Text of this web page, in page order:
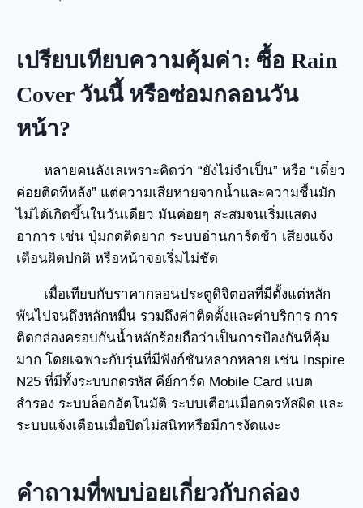
เปรียบเทียบความคุ้มค่า: ซื้อ Rain
Cover วันนี้ หรือซ่อมกลอนวัน
หน้า?
หลายคนลังเลเพราะคิดว่า “ยังไม่จำเป็น” หรือ “เดี๋ยว
ค่อยติดทีหลัง” แต่ความเสียหายจากน้ำและความชื้นมัก
ไม่ได้เกิดขึ้นในวันเดียว มันค่อยๆ สะสมจนเริ่มแสดง
อาการ เช่น ปุ่มกดติดยาก ระบบอ่านการ์ดช้า เสียงแจ้ง
เตือนผิดปกติ หรือหน้าจอเริ่มไม่ชัด
เมื่อเทียบกับราคากลอนประตูดิจิตอลที่มีตั้งแต่หลัก
พันไปจนถึงหลักหมื่น รวมถึงค่าติดตั้งและค่าบริการ การ
ติดกล่องครอบกันน้ำหลักร้อยถือว่าเป็นการป้องกันที่คุ้ม
มาก โดยเฉพาะกับรุ่นที่มีฟังก์ชันหลากหลาย เช่น Inspire
N25 ที่มีทั้งระบบกดรหัส คีย์การ์ด Mobile Card แบต
สำรอง ระบบล็อกอัตโนมัติ ระบบเตือนเมื่อกดรหัสผิด และ
ระบบแจ้งเตือนเมื่อปิดไม่สนิทหรือมีการงัดแงะ
คำถามที่พบบ่อยเกี่ยวกับกล่อง